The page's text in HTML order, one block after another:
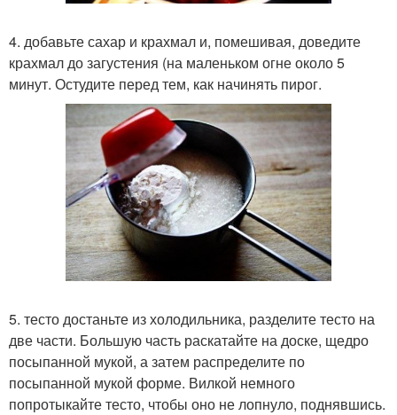
4. добавьте сахар и крахмал и, помешивая, доведите
крахмал до загустения (на маленьком огне около 5
минут. Остудите перед тем, как начинять пирог.
5. тесто достаньте из холодильника, разделите тесто на
две части. Большую часть раскатайте на доске, щедро
посыпанной мукой, а затем распределите по
посыпанной мукой форме. Вилкой немного
попротыкайте тесто, чтобы оно не лопнуло, поднявшись.